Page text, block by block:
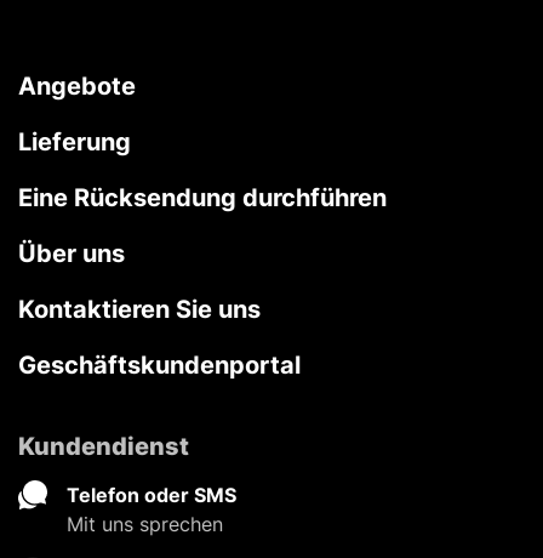
Angebote
Lieferung
Eine Rücksendung durchführen
Über uns
Kontaktieren Sie uns
Geschäftskundenportal
Kundendienst
Telefon oder SMS
Mit uns sprechen